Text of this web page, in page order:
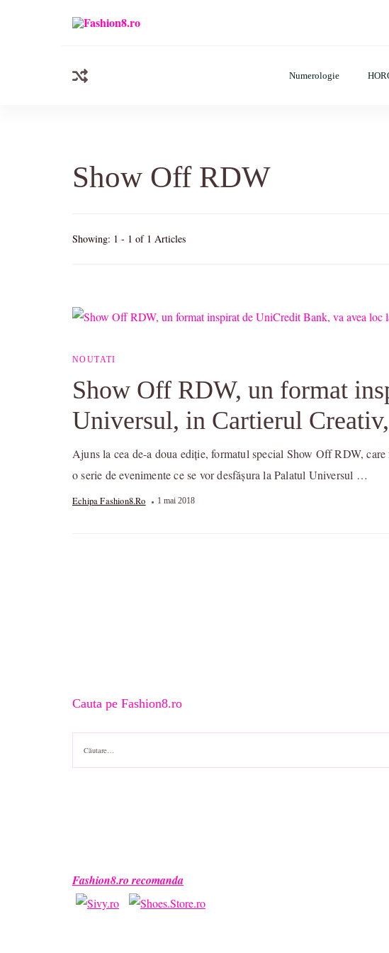
Numerologie
Show Off RDW
Showing: 1 - 1 of 1 Articles
NOUTATI
Show Off RDW, un format
Universul, in Cartierul
Ajuns la cea de-a doua ediție, formatul special Show Off RDW,
o serie de evenimente ce se vor desfășura la Palatul Universul …
Echipa Fashion8.ro 1 mai 2018
Cauta pe Fashion8.ro
Caută
după:
Fashion8.ro recomanda